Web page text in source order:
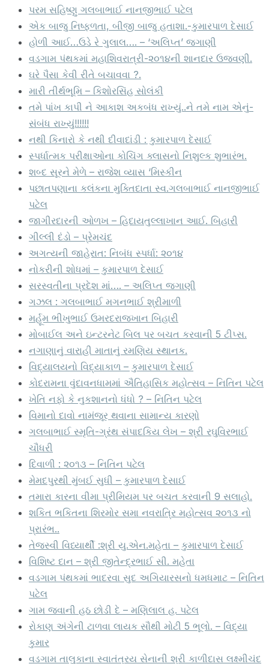
પરમ સહિષ્ણુ ગલબાભાઈ નાનજીભાઈ પટેલ
એક બાજુ નિષ્ફળતા, બીજી બાજુ હતાશા.-કુમારપાળ દેસાઈ
હોળી આઈ…ઉડે રે ગુલાલ…. – ‘અલિપ્ત’ જગાણી
વડગામ પંથકમાં મહાશિવરાત્રી-૨૦૧૪ની શાનદાર ઉજવણી.
ઘરે પૈસા કેવી રીતે બચાવવા ?.
મારી તીર્થભૂમિ – કિશોરસિંહ સોલંકી
તમે પાંખ કાપી ને આકાશ અકબંધ રાખ્યું..ને તમે નામ એનું­­­
સંબંધ રાખ્યું!!!!!!
નથી કિનારો કે નથી દીવાદાંડી : કુમારપાળ દેસાઈ
સ્પર્ધાત્મક પરીક્ષાઓના કોચિંગ ક્લાસનો નિશુલ્ક શુભારંભ.
શબ્દ સૂરને મેળે – રાજેશ વ્યાસ ‘મિસ્કીન
પછાતપણાના કલંકના મુક્તિદાતા સ્વ.ગલબાભાઈ નાનજીભાઈ
પટેલ
જાગીરદારની ઓળખ – હિદાયતુલ્લાખાન આઈ. બિહારી
ગીલ્લી દંડો – પ્રેમચંદ
અગત્યની જાહેરાત: નિબંધ સ્પર્ધા: ૨૦૧૪
નોકરીની શોધમાં – કુમારપાળ દેસાઈ
સરસ્વતીના પ્રદેશ માં…. – અલિપ્ત જગાણી
ગઝલ : ગલબાભાઈ મગનભાઈ શ્રીમાળી
મર્હૂમ ભીખુભાઈ ઉમરદરાજખાન બિહારી
મોબાઈલ અને ઇન્ટરનેટ બિલ પર બચત કરવાની 5 ટીપ્સ.
નગાણાનું વારાહી માતાનું રમણિય સ્થાનક.
વિદ્યાલયનો વિદ્યાકાળ – કુમારપાળ દેસાઈ
કોદરામના વુંદાવનધામમાં ઐતિહાસિક મહોત્સવ – નિતિન પટેલ
ખેતિ નફો કે નુકશાનનો ધંધો ? – નિતિન પટેલ
વિમાનો દાવો નામંજૂર થવાના સામાન્ય કારણો
ગલબાભાઈ સ્મૃતિ-ગ્રંથ સંપાદકિય લેખ – શ્રી રઘુવિરભાઈ
ચૌધરી
દિવાળી : ૨૦૧૩ – નિતિન પટેલ
મેમદપુરથી મુંબઈ સુધી – કુમારપાળ દેસાઈ
તમારા કારના વીમા પ્રીમિયમ પર બચત કરવાની 9 સલાહો.
શકિત ભકિતના શિરમોર સમા નવરાત્રિ મહોત્સવ ૨૦૧૩ નો
પ્રારંભ..
તેજસ્વી વિધ્યાર્થી :શ્રી યુ.એન.મહેતા – કુમારપાળ દેસાઈ
વિશિષ્ટ દાન – શ્રી જીતેન્દ્રભાઈ સી. મહેતા
વડગામ પંથકમાં ભાદરવા સુદ અગિયારસનો ધમધમાટ – નિતિન
પટેલ
ગામ જવાની હઠ છોડી દે – મણિલાલ હ. પટેલ
રોકાણ અંગેની ટાળવા લાયક સૌથી મોટી 5 ભૂલો. – વિદ્યા
કુમાર
વડગામ તાલુકાના સ્વાતંત્રય સેનાની શ્રી કાળીદાસ લક્ષ્મીચંદ